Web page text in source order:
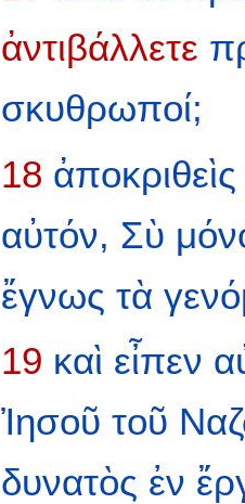
ἀντιβάλλετε
σκυθρωποί;
18 ἀποκριθεὶς
αὐτόν, Σὺ
ἔγνως τὰ
19 καὶ εἶπεν
Ἰησοῦ τοῦ
δυνατὸς ἐν